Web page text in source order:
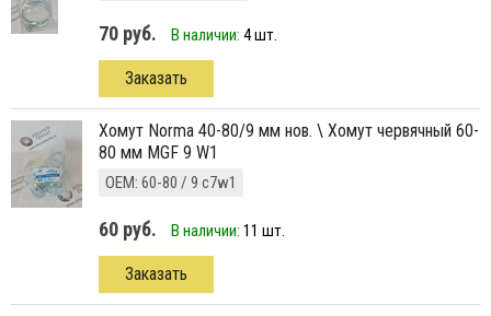
70 руб. В наличии: 4 шт.
Заказать
хомут Norma 40-80/9 мм нов. \ Хомут червячный 60-
80 мм MGF 9 W1
ОЕМ: 60-80 / 9 c7w1
60 руб. В наличии: 11 шт.
Заказать